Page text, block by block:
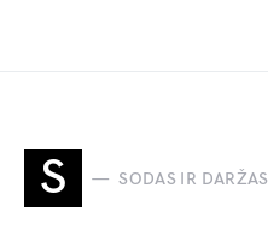
S SODAS IR DARŽAS